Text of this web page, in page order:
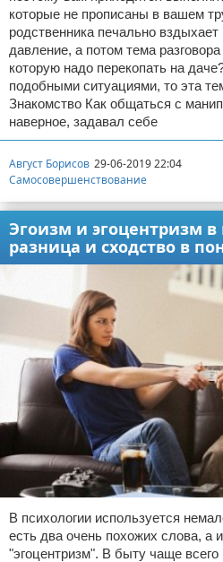
которые не прописаны в вашем
родственника печально
давление, а потом тема
которую надо перекопать на
подобными ситуациями, то эта
Знакомство Как общаться с
наверное, задавал себе
Август Борисов 29-06-2019 22:04
Самосовершенствование
Эгоизм и эгоцентризм в
разница и сходство в
В психологии используется
есть два очень похожих слова, а
"эгоцентризм". В быту чаще